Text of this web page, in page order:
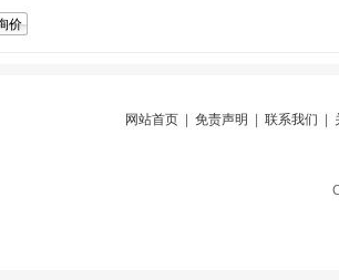
网站首页 免责声明 联系我们